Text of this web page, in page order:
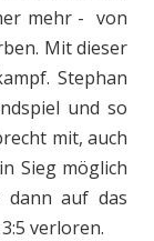
mehr - von
Mit dieser
Stephan
und so
mit, auch
Sieg möglich
dann auf das
verloren.